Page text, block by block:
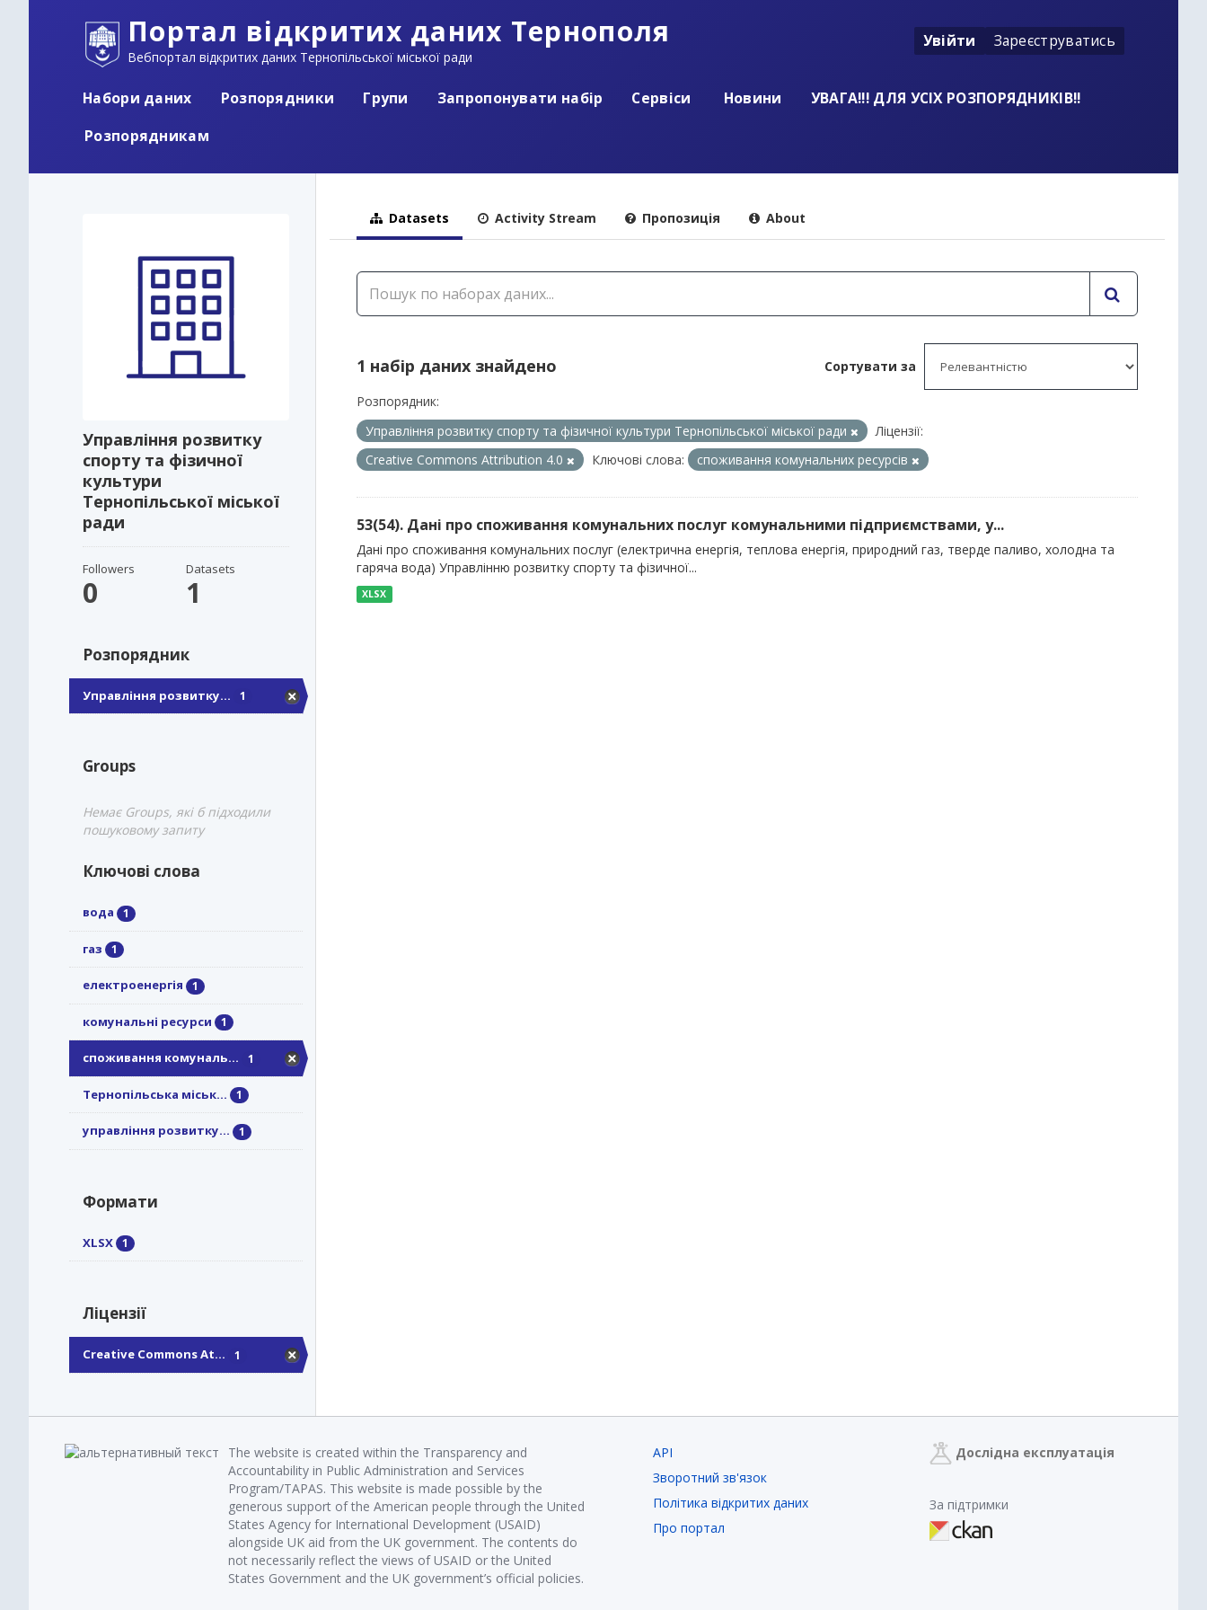
Портал відкритих даних Тернополя
Вебпортал відкритих даних Тернопільської міської ради
Увійти Зареєструватись
Набори даних Розпорядники Групи Запропонувати набір Сервіси Новини
УВАГА!!! ДЛЯ УСІХ РОЗПОРЯДНИКІВ!!
Розпорядникам
Управління розвитку
спорту та фізичної
культури
Тернопільської міської
ради
Followers
0
Datasets
1
Розпорядник
Управління розвитку... 1
Groups
Немає Groups, які б підходили
пошуковому запиту
Ключові слова
вода 1
газ 1
електроенергія 1
комунальні ресурси 1
споживання комуналь... 1
Тернопільська міськ... 1
управління розвитку... 1
Формати
XLSX 1
Ліцензії
Creative Commons At... 1
Datasets Activity Stream Пропозиція About
Сортувати за
1 набір даних знайдено
Розпорядник:
Управління розвитку спорту та фізичної культури Тернопільської міської ради
Ліцензії:
Creative Commons Attribution 4.0
Ключові слова: споживання комунальних ресурсів
53(54). Дані про споживання комунальних послуг комунальними підприємствами, у...
Дані про споживання комунальних послуг (електрична енергія, теплова енергія, природний газ, тверде паливо, холодна та
гаряча вода) Управлінню розвитку спорту та фізичної...
XLSX
The website is created within the Transparency and
Accountability in Public Administration and Services
Program/TAPAS. This website is made possible by the
generous support of the American people through the United
States Agency for International Development (USAID)
alongside UK aid from the UK government. The contents do
not necessarily reflect the views of USAID or the United
States Government and the UK government’s official policies.
API
Зворотний зв'язок
Політика відкритих даних
Про портал
Дослідна експлуатація
За підтримки